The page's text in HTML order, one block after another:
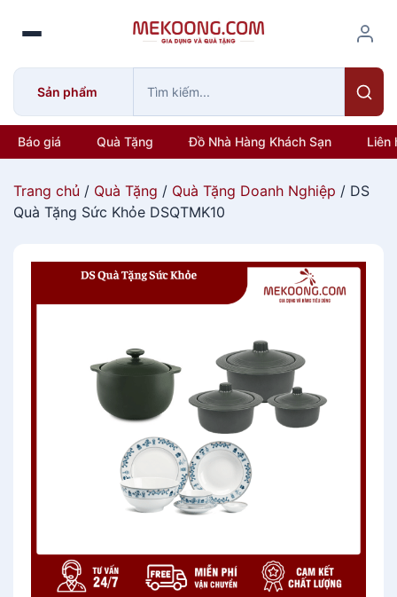
o
Sản phẩm
Báo giá Quà Tặng Đồ Nhà Hàng Khách Sạn Liên
Trang chủ / Quà Tặng / Quà Tặng Doanh Nghiệp / DS
Quà Tặng Sức Khỏe DSQTMK10